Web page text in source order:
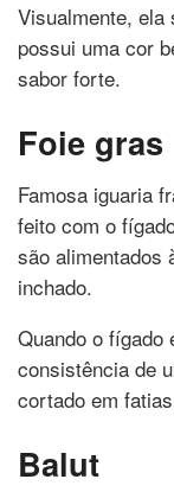
Visualmente, ela
possui uma cor
sabor forte.
Foie gras
Famosa iguaria
feito com o
são alimentados
inchado.
Quando o fígado
consistência de
cortado em
Balut